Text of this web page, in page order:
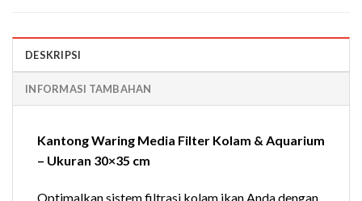
DESKRIPSI
INFORMASI TAMBAHAN
Kantong Waring Media Filter Kolam & Aquarium
– Ukuran 30×35 cm
Optimalkan sistem filtrasi kolam ikan Anda dengan